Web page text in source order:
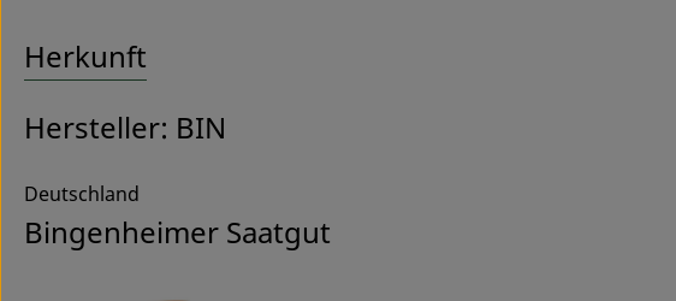
Herkunft
Hersteller: BIN
Deutschland
Bingenheimer Saatgut